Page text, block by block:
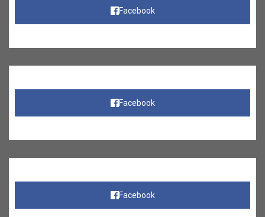
Facebook
Facebook
Facebook